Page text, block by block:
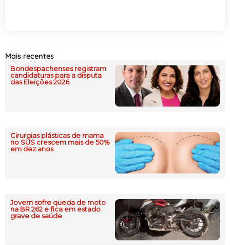
Mais recentes
Bondespachenses registram
candidaturas para a disputa
das Eleições 2026
Cirurgias plásticas de mama
no SUS crescem mais de 50%
em dez anos
Jovem sofre queda de moto
na BR 262 e fica em estado
grave de saúde